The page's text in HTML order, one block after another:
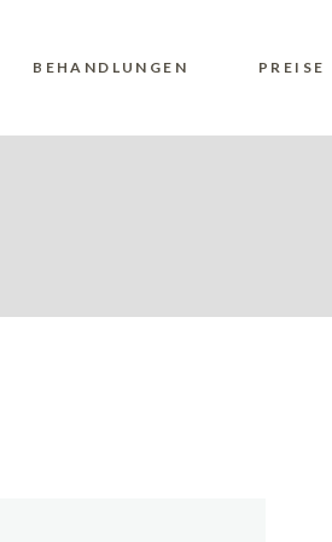
BEHANDLUNGEN PREISE